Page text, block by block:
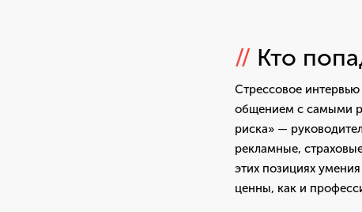
// Кто
Стрессовое
общением с самыми
риска» —
рекламные,
этих позициях
ценны, как и